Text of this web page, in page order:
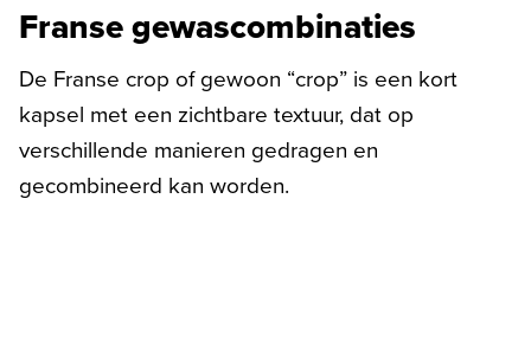
Franse gewascombinaties
De Franse crop of gewoon “crop” is een kort
kapsel met een zichtbare textuur, dat op
verschillende manieren gedragen en
gecombineerd kan worden.